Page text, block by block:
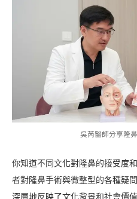
吳芮醫師分享隆
你知道不同文化對隆鼻的接受度
者對隆鼻手術與微整型的各種疑
深層地反映了文化背景和社會價